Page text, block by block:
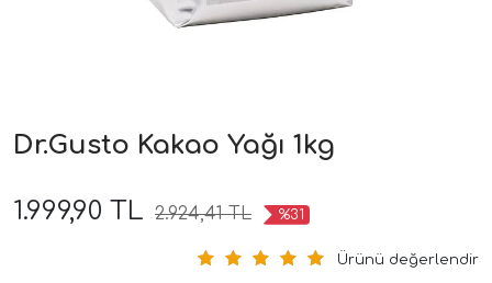
Dr.Gusto Kakao Yağı 1kg
1.999,90 TL 2.924,41 TL %31
Ürünü değerlendir